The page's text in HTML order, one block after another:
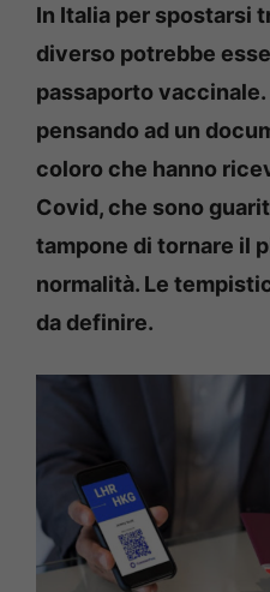
In Italia per spostarsi
diverso potrebbe
passaporto
pensando ad un
coloro che hanno
Covid, che sono
tampone di tornare il
normalità. Le
da definire.